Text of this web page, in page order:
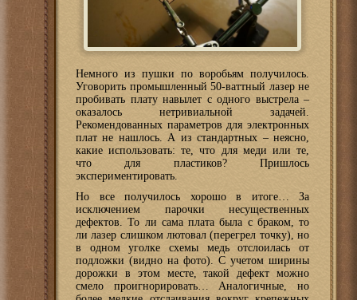
Немного из пушки по воробьям получилось.
Уговорить промышленный 50-ваттный лазер не
пробивать плату навылет с одного выстрела –
оказалось нетривиальной задачей.
Рекомендованных параметров для электронных
плат не нашлось. А из стандартных – неясно,
какие использовать: те, что для меди или те,
что для пластиков? Пришлось
экспериментировать.
Но все получилось хорошо в итоге… За
исключением парочки несущественных
дефектов. То ли сама плата была с браком, то
ли лазер слишком лютовал (перегрел точку), но
в одном уголке схемы медь отслоилась от
подложки (видно на фото). С учетом ширины
дорожки в этом месте, такой дефект можно
смело проигнорировать… Аналогичные, но